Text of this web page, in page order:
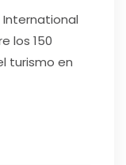
International
los 150
turismo en